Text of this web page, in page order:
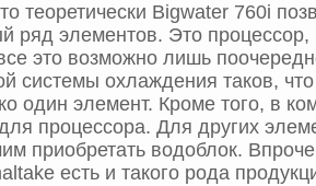
теоретически Bigwater 760i
ряд элементов. Это процессор,
это возможно лишь
системы охлаждения таков,
один элемент. Кроме того, в
процессора. Для других
приобретать водоблок.
есть и такого рода